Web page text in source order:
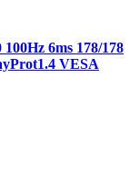
6ms 178/178
VESA